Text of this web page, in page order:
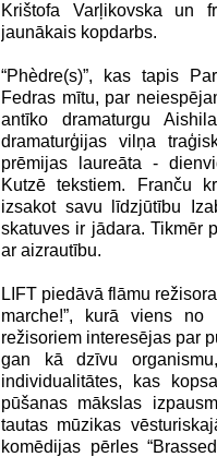
Krištofa Varļikovska un
jaunākais kopdarbs.
“Phèdre(s)”, kas tapis
Fedras mītu, par
antīko dramaturgu
dramaturģijas vilņa
prēmijas laureāta -
Kutzē tekstiem. Franču
izsakot savu līdzjūtību
skatuves ir jādara. Tikmēr
ar aizrautību.
LIFT piedāvā flāmu
marche!”, kurā viens no
režisoriem interesējas par
gan kā dzīvu
individualitātes, kas
pūšanas mākslas
tautas mūzikas
komēdijas pērles